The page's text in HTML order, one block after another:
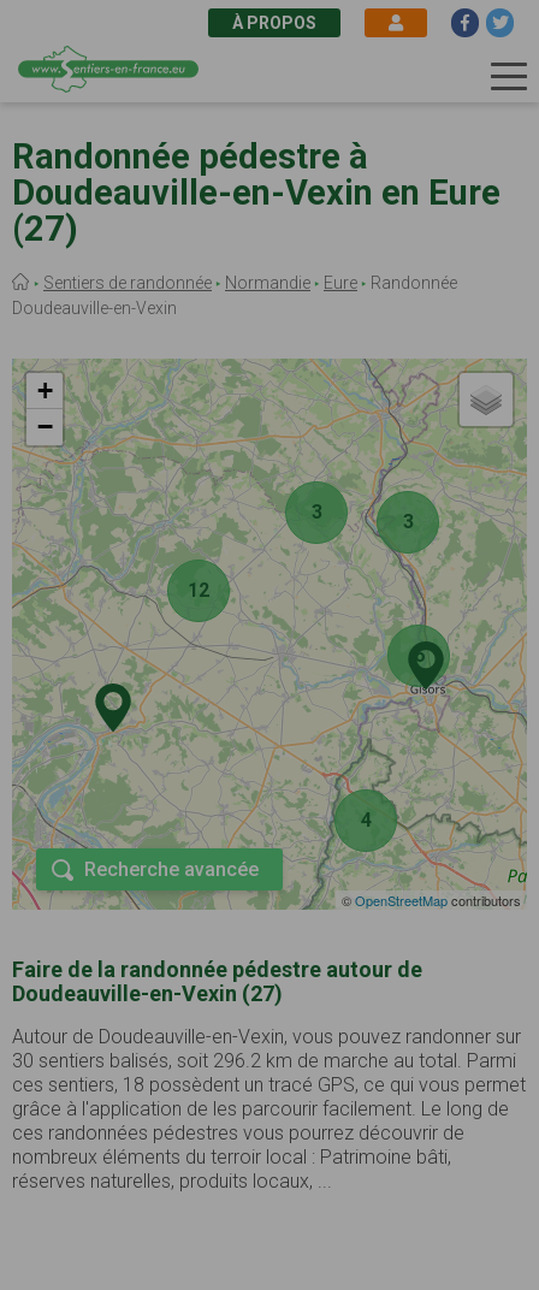
au
contenu
principal
À PROPOS
Randonnée pédestre à
Doudeauville-en-Vexin en Eure
(27)
Fil
d'Ariane
Sentiers de randonnée Normandie Eure
Randonnée
Doudeauville-en-Vexin
4
3
3
6
12
+
−
©OpenStreetMapcontributors
Recherche avancée
Faire de la randonnée pédestre autour de
Doudeauville-en-Vexin (27)
Autour de Doudeauville-en-Vexin, vous pouvez randonner sur
30 sentiers balisés, soit 296.2 km de marche au total. Parmi
ces sentiers, 18 possèdent un tracé GPS, ce qui vous permet
grâce à l'application de les parcourir facilement. Le long de
ces randonnées pédestres vous pourrez découvrir de
nombreux éléments du terroir local : Patrimoine bâti,
réserves naturelles, produits locaux, ...